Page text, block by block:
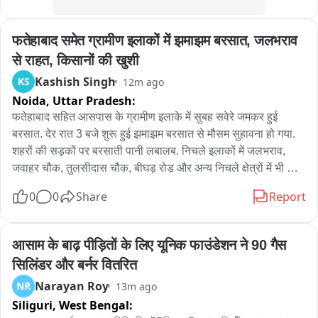
जिलाधिकारी मथुरा के आदेश (धारा 14(1) यूपी गैंगस्टर एक्ट) पर मथुरा व
देवास प्रशासन की संयुक्त टीम ने ढोल-नगाड़ों और मुनादी के साथ
निम्नलिखित संपत्तियां जब्त कीं:
कृषि भूमि (ग्राम खोयरा, सोनकच्छ): बेटों रूपम और शुभम के नाम दर्ज 5.78
हेक्टेयर जमीन (कीमत: ₹15.55 करोड़).
अन्य भूमि व पेट्रोल पंप: अभियुक्त और उसकी पत्नी किरण के नाम दर्ज भूखंड
एवं बेराखेड़ी स्थित 'JJ किसान सेवा केंद्र' पेट्रोल पंप (कुल कीमत: ₹3.71
नकद व वाहन: ₹12.50 लाख नकद, एक तेल टैंकर और क्वालिस कार (कुल
कीमत: ₹17.36 लाख).
ढोल-नगाड़ों के साथ चस्पा हुए सरकारी बोर्ड
फतेहाबाद समेत ग्रामीण इलाकों में झमाझम बरसात, जलभराव
से राहत, किसानों की खुशी
KS Kashish Singh 12m ago
Noida, Uttar Pradesh:
फतेहाबाद सहित आसपास के ग्रामीण इलाके में सुबह सवेरे जमकर हुई
बरसात. देर रात 3 बजे शुरू हुई झमाझम बरसात से मौसम सुहावना हो गया.
शहरों की सड़कों पर बरसाती पानी लबालब. निचले इलाकों में जलभराव,
जवाहर चौक, तुलसीदास चौक, बीघड़ रोड और अन्य निचले क्षेत्रों में भी
अभाव में खराब हो रही फसलों को मिली संजीवनी.
0 0 Share Report
आसाम के बाढ़ पीड़ितों के लिए यूनिक फाउंडेशन ने 90 गैस
सिलिंडर और बर्नर वितरित
NR Narayan Roy 13m ago
Siliguri, West Bengal: